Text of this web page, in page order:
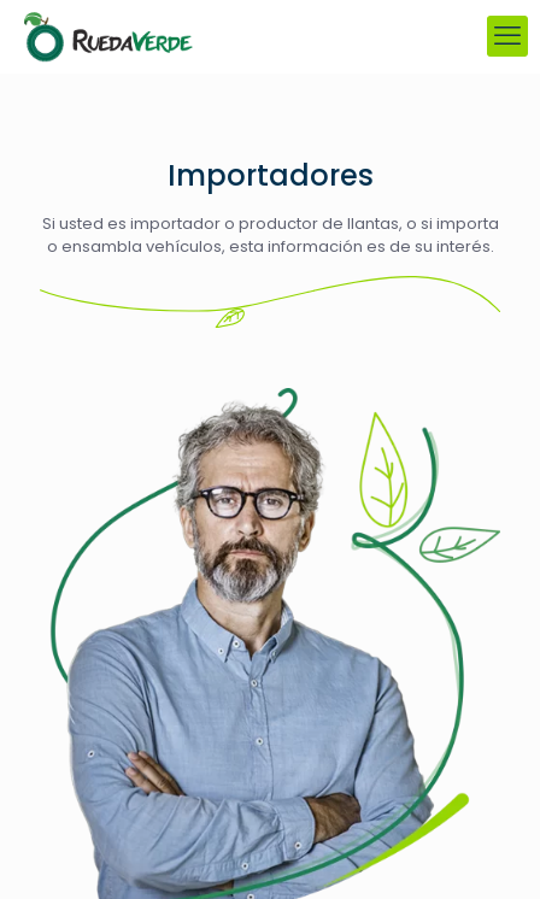
Importadores
Si usted es importador o productor de llantas, o si importa
o ensambla vehículos, esta información es de su interés.